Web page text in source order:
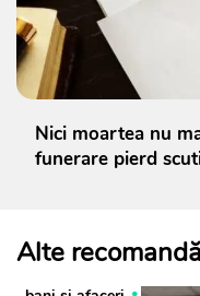
Nici moartea nu
funerare pierd
Alte